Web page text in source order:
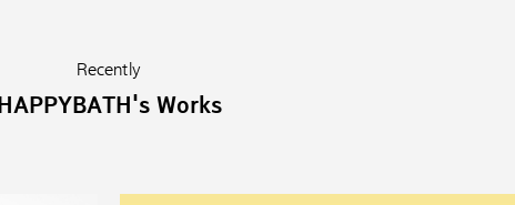
Recently
HAPPYBATH's Works